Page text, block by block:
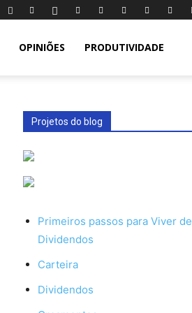
OPINIÕES PRODUTIVIDADE
Projetos do blog
Primeiros passos para Viver de
Dividendos
Carteira
Dividendos